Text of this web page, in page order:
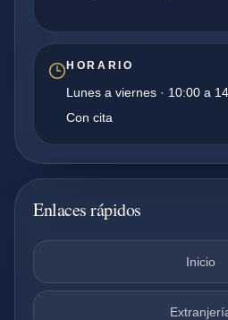
HORARIO
Lunes a viernes · 10:00 a
Con cita
Enlaces rápidos
Inicio